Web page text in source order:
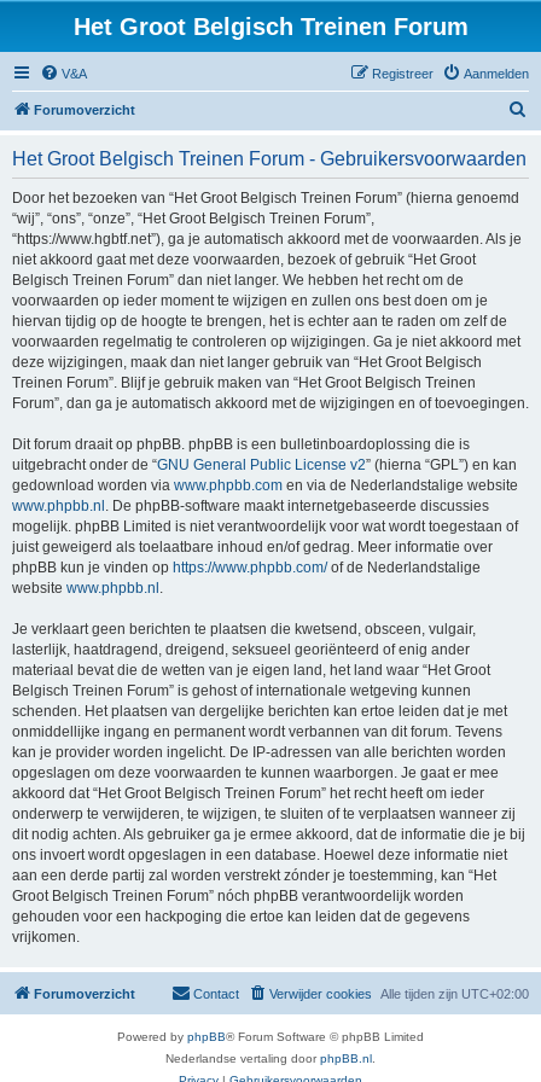
Het Groot Belgisch Treinen Forum
V&A Aanmelden
Registreer
Forumoverzicht
Het Groot Belgisch Treinen Forum - Gebruikersvoorwaarden
Door het bezoeken van “Het Groot Belgisch Treinen Forum” (hierna genoemd
“wij”, “ons”, “onze”, “Het Groot Belgisch Treinen Forum”,
“https://www.hgbtf.net”), ga je automatisch akkoord met de voorwaarden. Als je
niet akkoord gaat met deze voorwaarden, bezoek of gebruik “Het Groot
Belgisch Treinen Forum” dan niet langer. We hebben het recht om de
voorwaarden op ieder moment te wijzigen en zullen ons best doen om je
hiervan tijdig op de hoogte te brengen, het is echter aan te raden om zelf de
voorwaarden regelmatig te controleren op wijzigingen. Ga je niet akkoord met
deze wijzigingen, maak dan niet langer gebruik van “Het Groot Belgisch
Treinen Forum”. Blijf je gebruik maken van “Het Groot Belgisch Treinen
Forum”, dan ga je automatisch akkoord met de wijzigingen en of toevoegingen.
Dit forum draait op phpBB. phpBB is een bulletinboardoplossing die is
uitgebracht onder de “GNU General Public License v2” (hierna “GPL”) en kan
gedownload worden via www.phpbb.com en via de Nederlandstalige website
www.phpbb.nl . De phpBB-software maakt internetgebaseerde discussies
mogelijk. phpBB Limited is niet verantwoordelijk voor wat wordt toegestaan of
juist geweigerd als toelaatbare inhoud en/of gedrag. Meer informatie over
phpBB kun je vinden op https://www.phpbb.com/of de Nederlandstalige
website www.phpbb.nl .
Je verklaart geen berichten te plaatsen die kwetsend, obsceen, vulgair,
lasterlijk, haatdragend, dreigend, seksueel georiënteerd of enig ander
materiaal bevat die de wetten van je eigen land, het land waar “Het Groot
Belgisch Treinen Forum” is gehost of internationale wetgeving kunnen
schenden. Het plaatsen van dergelijke berichten kan ertoe leiden dat je met
onmiddellijke ingang en permanent wordt verbannen van dit forum. Tevens
kan je provider worden ingelicht. De IP-adressen van alle berichten worden
opgeslagen om deze voorwaarden te kunnen waarborgen. Je gaat er mee
akkoord dat “Het Groot Belgisch Treinen Forum” het recht heeft om ieder
onderwerp te verwijderen, te wijzigen, te sluiten of te verplaatsen wanneer zij
dit nodig achten. Als gebruiker ga je ermee akkoord, dat de informatie die je bij
ons invoert wordt opgeslagen in een database. Hoewel deze informatie niet
aan een derde partij zal worden verstrekt zónder je toestemming, kan “Het
Groot Belgisch Treinen Forum” nóch phpBB verantwoordelijk worden
gehouden voor een hackpoging die ertoe kan leiden dat de gegevens
vrijkomen.
Forumoverzicht Alle tijden zijn UTC+02:00
Verwijder cookies
Contact
Powered by phpBB® Forum Software © phpBB Limited
Nederlandse vertaling doorphpBB.nl